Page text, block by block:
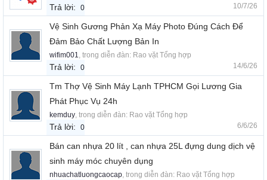
Trả lời: 0 10/7/26
Vệ Sinh Gương Phản Xạ Máy Photo Đúng Cách Để
Đảm Bảo Chất Lượng Bản In
wifim001, trong diễn đàn: Rao vặt Tổng hợp
Trả lời: 0 14/6/26
Tm Thợ Vệ Sinh Máy Lạnh TPHCM Gọi Lương Gia
Phát Phục Vụ 24h
kemduy, trong diễn đàn: Rao vặt Tổng hợp
Trả lời: 0 6/6/26
Bán can nhựa 20 lít , can nhựa 25L đựng dung dịch vệ
sinh máy móc chuyên dụng
nhuachatluongcaocap, trong diễn đàn: Rao vặt Tổng hợp